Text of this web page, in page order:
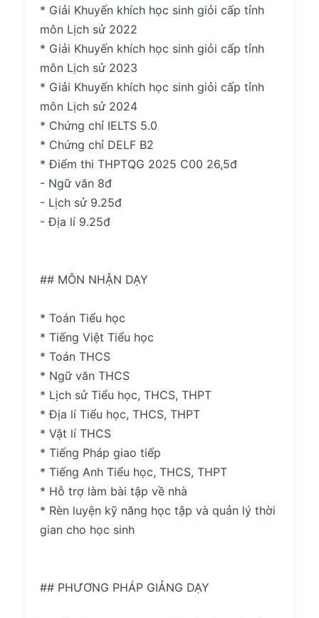
* Giải Khuyến khích học sinh giỏi cấp tỉnh
môn Lịch sử 2022
* Giải Khuyến khích học sinh giỏi cấp tỉnh
môn Lịch sử 2023
* Giải Khuyến khích học sinh giỏi cấp tỉnh
môn Lịch sử 2024
* Chứng chỉ IELTS 5.0
* Chứng chỉ DELF B2
* Điểm thi THPTQG 2025 C00 26,5đ
- Ngữ văn 8đ
- Lịch sử 9.25đ
- Địa lí 9.25đ
## MÔN NHẬN DẠY
* Toán Tiểu học
* Tiếng Việt Tiểu học
* Toán THCS
* Ngữ văn THCS
* Lịch sử Tiểu học, THCS, THPT
* Địa lí Tiểu học, THCS, THPT
* Vật lí THCS
* Tiếng Pháp giao tiếp
* Tiếng Anh Tiểu học, THCS, THPT
* Hỗ trợ làm bài tập về nhà
* Rèn luyện kỹ năng học tập và quản lý thời
gian cho học sinh
## PHƯƠNG PHÁP GIẢNG DẠY